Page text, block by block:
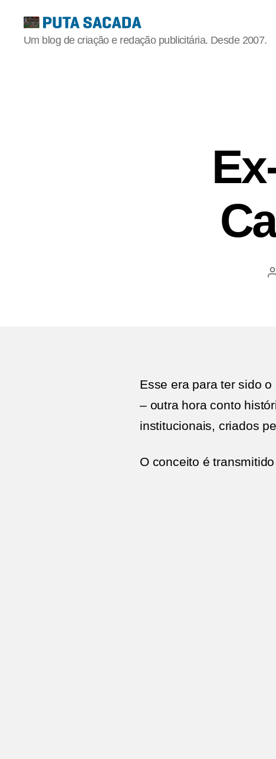
Putasacada
Um blog de criação e redação publicitária. Desde 2007.
Esse era para ter sido o
– outra hora conto
institucionais, criados
O conceito é